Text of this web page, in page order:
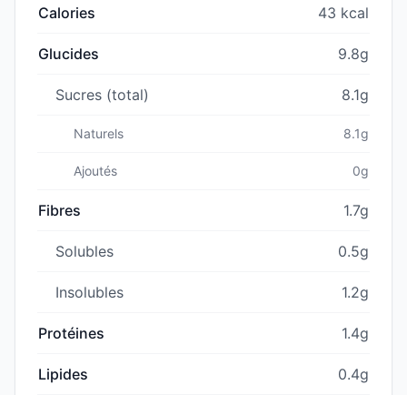
Calories 43 kcal
Glucides 9.8g
Sucres (total) 8.1g
Naturels 8.1g
Ajoutés 0g
Fibres 1.7g
Solubles 0.5g
Insolubles 1.2g
Protéines 1.4g
Lipides 0.4g